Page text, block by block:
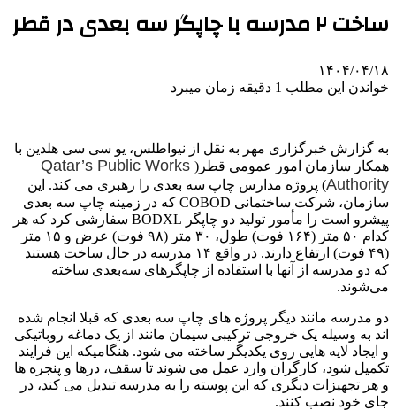
ساخت ۲ مدرسه با چاپگر سه بعدی در قطر
۱۴۰۴/۰۴/۱۸
خواندن این مطلب 1 دقیقه زمان میبرد
به گزارش خبرگزاری مهر به نقل از نیواطلس، یو سی سی هلدین با
همکار سازمان امور عمومی قطر( Qatar’s Public Works
Authority) پروژه مدارس چاپ سه بعدی را رهبری می کند. این
سازمان، شرکت ساختمانی COBOD که در زمینه چاپ سه بعدی
پیشرو است را مأمور تولید دو چاپگر BODXL سفارشی کرد که هر
کدام ۵۰ متر (۱۶۴ فوت) طول، ۳۰ متر (۹۸ فوت) عرض و ۱۵ متر
(۴۹ فوت) ارتفاع دارند. در واقع ۱۴ مدرسه در حال ساخت هستند
که دو مدرسه از آنها با استفاده از چاپگرهای سه‌بعدی ساخته
می‌شوند.
دو مدرسه مانند دیگر پروژه های چاپ سه بعدی که قبلا انجام شده
اند به وسیله یک خروجی ترکیبی سیمان مانند از یک دماغه روباتیکی
و ایجاد لایه هایی روی یکدیگر ساخته می شود. هنگامیکه این فرایند
تکمیل شود، کارگران وارد عمل می شوند تا سقف، درها و پنجره ها
و هر تجهیزات دیگری که این پوسته را به مدرسه تبدیل می کند، در
جای خود نصب کنند.